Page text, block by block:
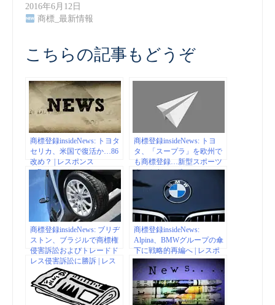
2016年6月12日
商標_最新情報
こちらの記事もどうぞ
商標登録insideNews: トヨタ
セリカ、米国で復活か…86
改め？ | レスポンス
（Response.jp）
商標登録insideNews: トヨ
タ、「スープラ」を欧州で
も商標登録…新型スポーツ
カーか | レスポンス
（Response.jp）
商標登録insideNews: ブリヂ
ストン、ブラジルで商標権
侵害訴訟およびトレードド
レス侵害訴訟に勝訴 | レス
ポンス（Response.jp）
商標登録insideNews:
Alpina、BMWグループの傘
下に戦略的再編へ | レスポ
ンス